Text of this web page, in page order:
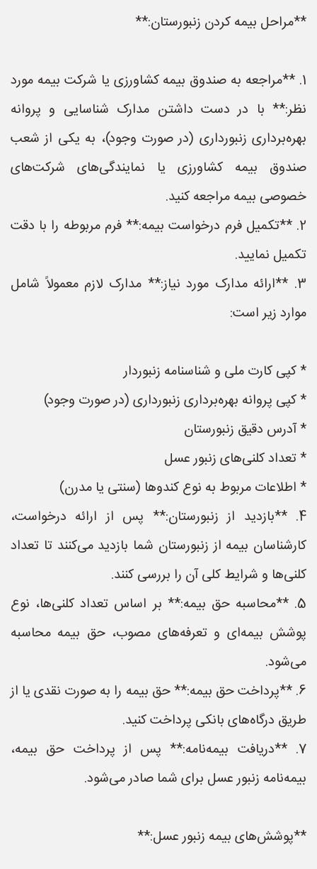
**مراحل بیمه کردن زنبورستان:**
1. **مراجعه به صندوق بیمه کشاورزی یا شرکت بیمه مورد
نظر:** با در دست داشتن مدارک شناسایی و پروانه
بهره‌برداری زنبورداری (در صورت وجود)، به یکی از شعب
صندوق بیمه کشاورزی یا نمایندگی‌های شرکت‌های
خصوصی بیمه مراجعه کنید.
2. **تکمیل فرم درخواست بیمه:** فرم مربوطه را با دقت
تکمیل نمایید.
3. **ارائه مدارک مورد نیاز:** مدارک لازم معمولاً شامل
موارد زیر است:
* کپی کارت ملی و شناسنامه زنبوردار
* کپی پروانه بهره‌برداری زنبورداری (در صورت وجود)
* آدرس دقیق زنبورستان
* تعداد کلنی‌های زنبور عسل
* اطلاعات مربوط به نوع کندوها (سنتی یا مدرن)
4. **بازدید از زنبورستان:** پس از ارائه درخواست،
کارشناسان بیمه از زنبورستان شما بازدید می‌کنند تا تعداد
کلنی‌ها و شرایط کلی آن را بررسی کنند.
5. **محاسبه حق بیمه:** بر اساس تعداد کلنی‌ها، نوع
پوشش بیمه‌ای و تعرفه‌های مصوب، حق بیمه محاسبه
می‌شود.
6. **پرداخت حق بیمه:** حق بیمه را به صورت نقدی یا از
طریق درگاه‌های بانکی پرداخت کنید.
7. **دریافت بیمه‌نامه:** پس از پرداخت حق بیمه،
بیمه‌نامه زنبور عسل برای شما صادر می‌شود.
**پوشش‌های بیمه زنبور عسل:**